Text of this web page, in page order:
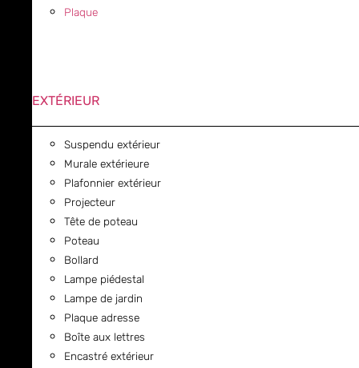
Plaque
EXTÉRIEUR
Suspendu extérieur
Murale extérieure
Plafonnier extérieur
Projecteur
Tête de poteau
Poteau
Bollard
Lampe piédestal
Lampe de jardin
Plaque adresse
Boîte aux lettres
Encastré extérieur